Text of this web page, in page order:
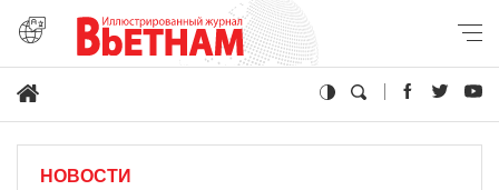
НОВОСТИ